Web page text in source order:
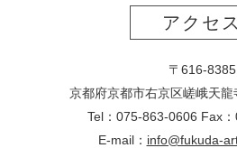
アクセス
〒616-8385
京都府京都市右京区嵯峨天龍
Tel：075-863-0606 Fax
E-mail： info@fukuda-